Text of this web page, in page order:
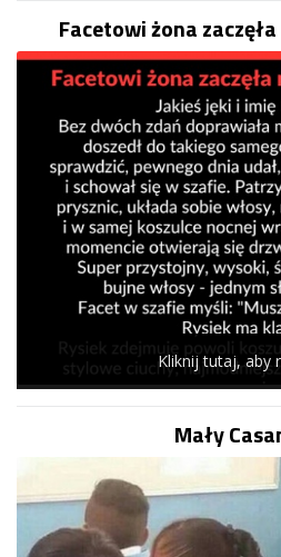
Facetowi żona
Kliknij tutaj, aby
Mały